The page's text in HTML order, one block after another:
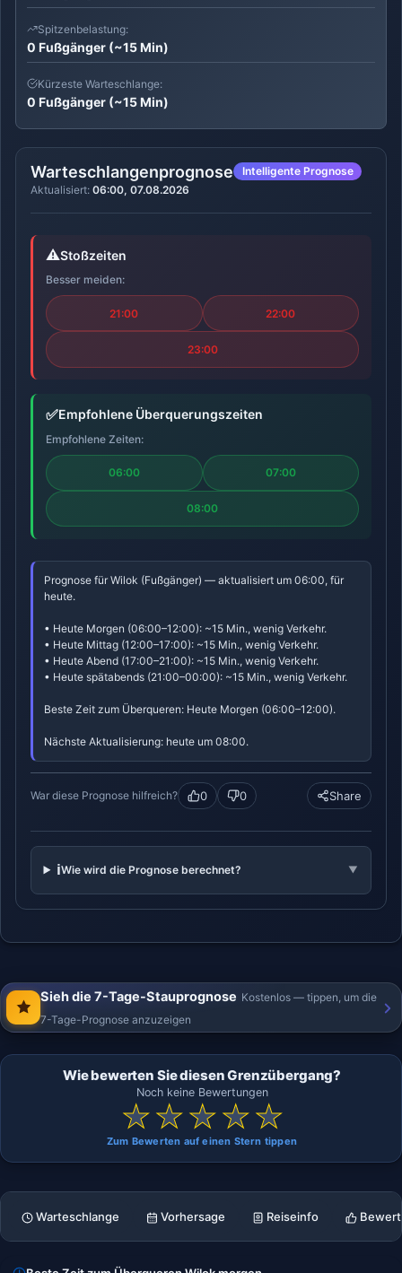
Warteschlange Vorhersage Reiseinfo
Spitzenbelastung:
0 Fußgänger (~15 Min)
Kürzeste Warteschlange:
0 Fußgänger (~15 Min)
Warteschlangenprognose
Intelligente Prognose
Aktualisiert: 06:00, 07.08.2026
⚠️Stoßzeiten
Besser meiden:
21:00 22:00
23:00
✅Empfohlene Überquerungszeiten
Empfohlene Zeiten:
06:00 07:00
08:00
Prognose für Wilok (Fußgänger) — aktualisiert um 06:00, für
heute.
• Heute Morgen (06:00–12:00): ~15 Min., wenig Verkehr.
• Heute Mittag (12:00–17:00): ~15 Min., wenig Verkehr.
• Heute Abend (17:00–21:00): ~15 Min., wenig Verkehr.
• Heute spätabends (21:00–00:00): ~15 Min., wenig Verkehr.
Beste Zeit zum Überqueren: Heute Morgen (06:00–12:00).
Nächste Aktualisierung: heute um 08:00.
War diese Prognose hilfreich? 0 0 Share
ℹ️Wie wird die Prognose berechnet? ▼
Sieh die 7-Tage-Stauprognose Kostenlos — tippen, um die
7-Tage-Prognose anzuzeigen
Wie bewerten Sie diesen Grenzübergang?
Noch keine Bewertungen
★★★★★
Zum Bewerten auf einen Stern tippen